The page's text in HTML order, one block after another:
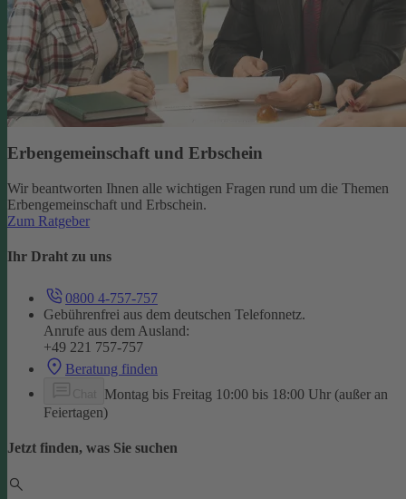
Erbengemeinschaft und Erbschein
Wir beantworten Ihnen alle wichtigen Fragen rund um die Themen
Erbengemeinschaft und Erbschein.
Zum Ratgeber
Ihr Draht zu uns
0800 4-757-757
Gebührenfrei aus dem deutschen Telefonnetz.
Anrufe aus dem Ausland:
+49 221 757-757
Beratung finden
Montag bis Freitag 10:00 bis 18:00 Uhr (außer an
Feiertagen)
Jetzt finden, was Sie suchen